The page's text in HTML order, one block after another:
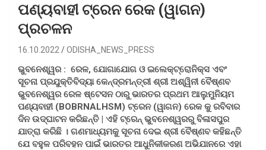
ପଣ୍ୟବାହୀ ଟ୍ରେନ ରେକ (ୱାଗନ)
ପ୍ରଚଳନ
16.10.2022 ODISHA_NEWS_PRESS
ଭୁବନେଶ୍ୱର : ରେଳ, ଯୋଗାଯୋଗ ଓ ଇଲେକ୍ଟ୍ରୋନିକ୍ସ ଏବଂ
ସୂଚନା ପ୍ରଯୁକ୍ତିବିଦ୍ୟା କେନ୍ଦ୍ରମନ୍ତ୍ରୀ ଶ୍ରୀ ଅଶ୍ୱିନୀ ବୈଷ୍ଣବ
ଭୁବନେଶ୍ୱର ରେଳ ଷ୍ଟେସନ ଠାରୁ ଭାରତର ପ୍ରଥମ ଆଲୁମୁନିୟମ
ପଣ୍ୟବାହୀ (BOBRNALHSM) ଟ୍ରେନ (ୱାଗନ) ରେକ କୁ ରବିବାର
ଦିନ ଉଦ୍ଘାଟନ କରିଛନ୍ତି | ଏହି ଟ୍ରେନ୍ ଭୁବନେଶ୍ୱରରୁ ବିଳାସପୁର
ଯାତ୍ରା କରିଛି । ଗଣମାଧ୍ୟମକୁ ସୂଚନା ଦେଇ ଶ୍ରୀ ବୈଷ୍ଣବ କହିଛନ୍ତି
ଯେ ବହୁଳ ପରିବହନ ପାଇଁ ଭାରତର ଆଧୁନିକୀକରଣ ଅଭିଯାନରେ ଏହା